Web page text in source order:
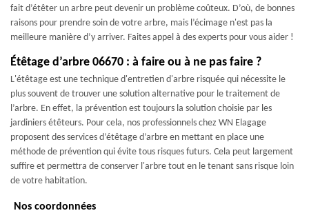
fait d’étêter un arbre peut devenir un problème coûteux. D’où, de bonnes
raisons pour prendre soin de votre arbre, mais l’écimage n'est pas la
meilleure manière d’y arriver. Faites appel à des experts pour vous aider !
Étêtage d’arbre 06670 : à faire ou à ne pas faire ?
L'étêtage est une technique d'entretien d'arbre risquée qui nécessite le
plus souvent de trouver une solution alternative pour le traitement de
l’arbre. En effet, la prévention est toujours la solution choisie par les
jardiniers étêteurs. Pour cela, nos professionnels chez WN Elagage
proposent des services d’étêtage d’arbre en mettant en place une
méthode de prévention qui évite tous risques futurs. Cela peut largement
suffire et permettra de conserver l'arbre tout en le tenant sans risque loin
de votre habitation.
Nos coordonnées